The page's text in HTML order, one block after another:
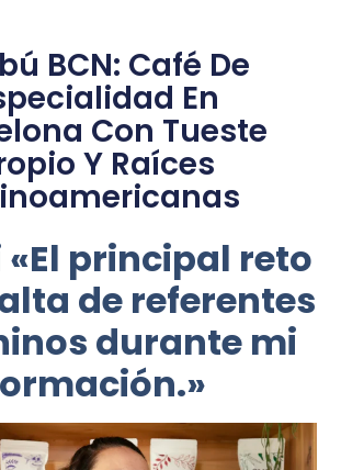
BCN: Café De
En
Con Tueste
Y Raíces
principal reto
de referentes
durante mi